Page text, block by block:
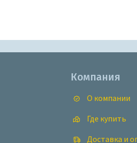
Компания
О компании
Где купить
Доставка и